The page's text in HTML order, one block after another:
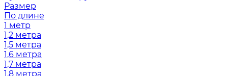
Размер
По длине
1 метр
1,2 метра
1,5 метра
1,6 метра
1,7 метра
1,8 метра